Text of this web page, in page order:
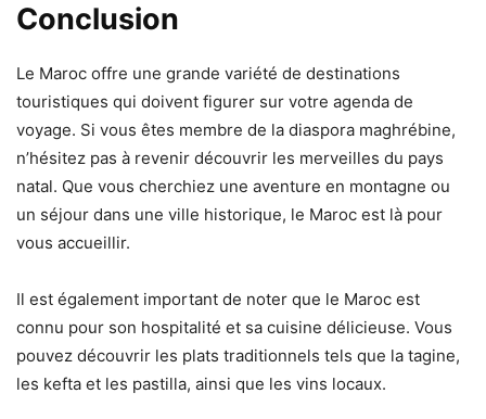
Conclusion
Le Maroc offre une grande variété de destinations
touristiques qui doivent figurer sur votre agenda de
voyage. Si vous êtes membre de la diaspora maghrébine,
n’hésitez pas à revenir découvrir les merveilles du pays
natal. Que vous cherchiez une aventure en montagne ou
un séjour dans une ville historique, le Maroc est là pour
vous accueillir.
Il est également important de noter que le Maroc est
connu pour son hospitalité et sa cuisine délicieuse. Vous
pouvez découvrir les plats traditionnels tels que la tagine,
les kefta et les pastilla, ainsi que les vins locaux.